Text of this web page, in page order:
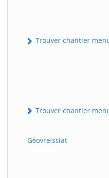
Trouver chantier
Trouver chantier
Géovreissiat